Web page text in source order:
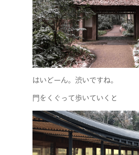
はいどーん。渋いですね。
門をくぐって歩いていくと